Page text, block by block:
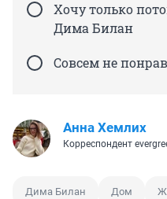
Хочу только
Дима Билан
Совсем не
Анна Хемлих
Корреспондент
Дима Билан Дом